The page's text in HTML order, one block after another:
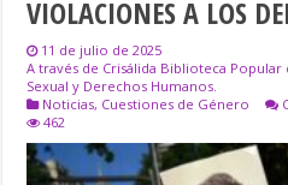
VIOLACIONES A LOS
11 de julio de 2025
A través de Crisálida Biblioteca
Sexual y Derechos Humanos.
Noticias, Cuestiones de Género
462